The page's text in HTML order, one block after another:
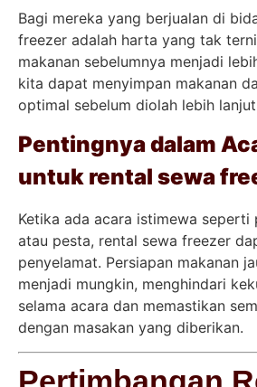
Bagi mereka yang berjualan di
freezer adalah harta yang tak
makanan sebelumnya menjadi
kita dapat menyimpan makanan
optimal sebelum diolah lebih
Pentingnya dalam
untuk rental sewa
Ketika ada acara istimewa seperti
atau pesta, rental sewa freezer
penyelamat. Persiapan makanan
menjadi mungkin, menghindari
selama acara dan memastikan
dengan masakan yang diberikan.